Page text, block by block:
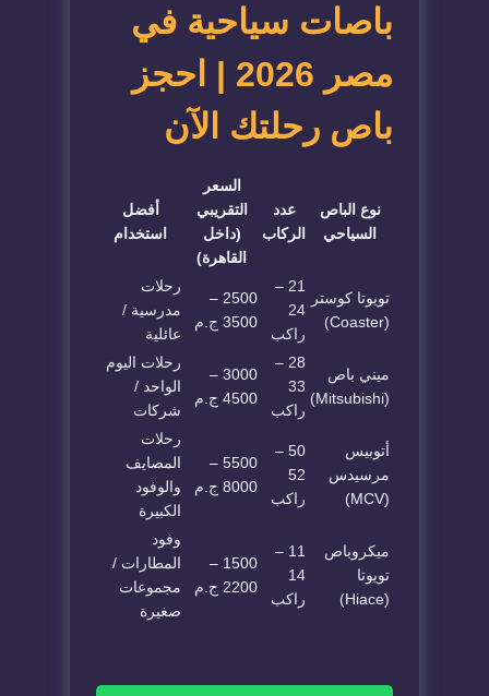
باصات سياحية في
مصر 2026 | احجز
باص رحلتك الآن
نوع الباص
السياحي
عدد
الركاب
السعر
التقريبي
(داخل
القاهرة)
أفضل
استخدام
تويوتا كوستر
(Coaster)
21 –
24
راكب
2500 –
3500 ج.م
رحلات
مدرسية /
عائلية
ميني باص
(Mitsubishi)
28 –
33
راكب
3000 –
4500 ج.م
رحلات اليوم
الواحد /
شركات
أتوبيس
مرسيدس
(MCV)
50 –
52
راكب
5500 –
8000 ج.م
رحلات
المصايف
والوفود
الكبيرة
ميكروباص
تويوتا
(Hiace)
11 –
14
راكب
1500 –
2200 ج.م
وفود
المطارات /
مجموعات
صغيرة